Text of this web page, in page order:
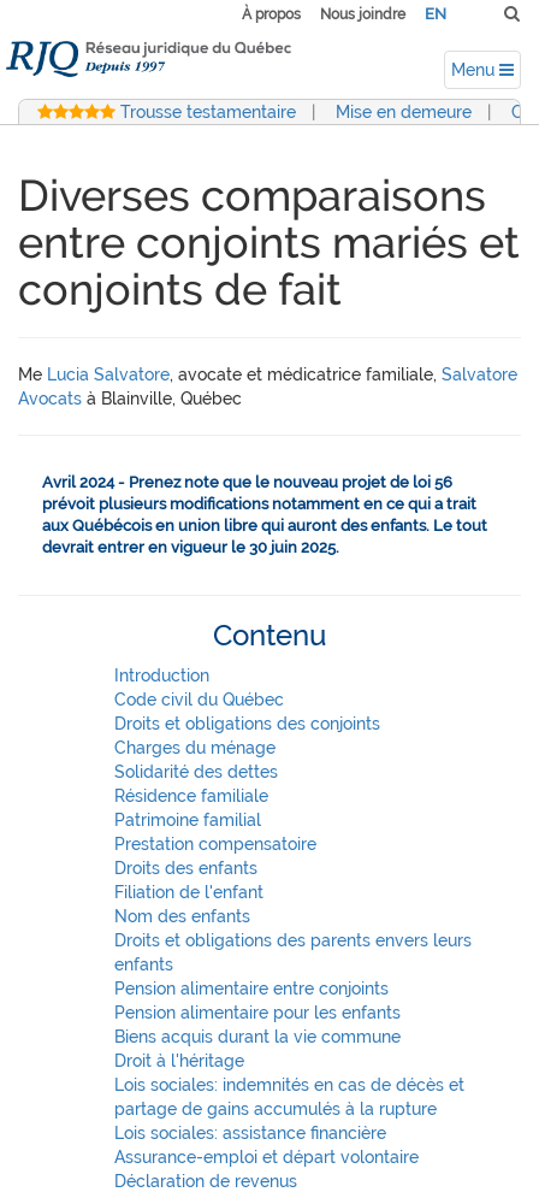
À propos Nous joindre EN
Menu
Trousse testamentaire Mise en demeure
Diverses comparaisons
entre conjoints mariés et
conjoints de fait
Me Lucia Salvatore, avocate et médicatrice familiale, Salvatore
Avocats à Blainville, Québec
Avril 2024 - Prenez note que le nouveau projet de loi 56
prévoit plusieurs modifications notamment en ce qui a trait
aux Québécois en union libre qui auront des enfants. Le tout
devrait entrer en vigueur le 30 juin 2025.
Contenu
Introduction
Code civil du Québec
Droits et obligations des conjoints
Charges du ménage
Solidarité des dettes
Résidence familiale
Patrimoine familial
Prestation compensatoire
Droits des enfants
Filiation de l'enfant
Nom des enfants
Droits et obligations des parents envers leurs
enfants
Pension alimentaire entre conjoints
Pension alimentaire pour les enfants
Biens acquis durant la vie commune
Droit à l'héritage
Lois sociales: indemnités en cas de décès et
partage de gains accumulés à la rupture
Lois sociales: assistance financière
Assurance-emploi et départ volontaire
Déclaration de revenus